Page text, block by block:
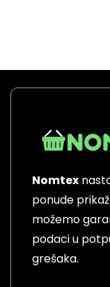
Nomtex
ponude
možemo
podaci u
grešaka.